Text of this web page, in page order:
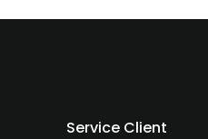
Service Client